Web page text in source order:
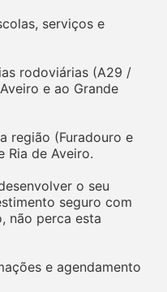
serviços e
rodoviárias (A29 /
e ao Grande
região (Furadouro e
Ria de Aveiro.
o seu
seguro com
não perca esta
e agendamento